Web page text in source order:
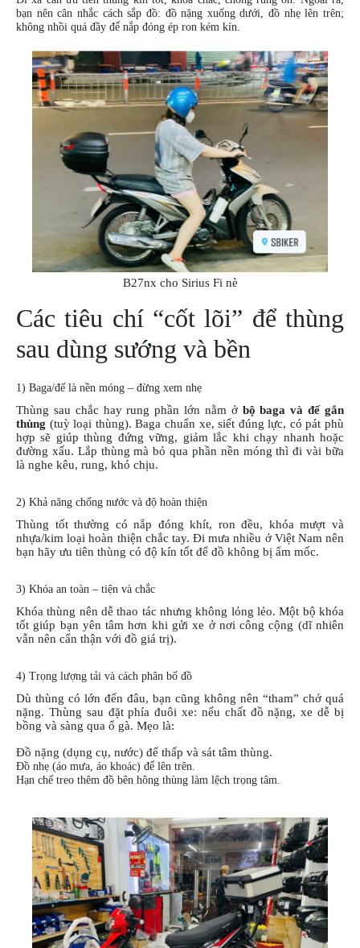
bạn nên cân nhắc cách sắp đồ: đồ nặng xuống dưới, đồ nhẹ lên trên;
không nhồi quá đầy để nắp đóng ép ron kém kín.
B27nx cho Sirius Fi nè
Các tiêu chí “cốt lõi” để thùng
sau dùng sướng và bền
1) Baga/đế là nền móng – đừng xem nhẹ
Thùng sau chắc hay rung phần lớn nằm ở bộ baga và đế gắn
thùng (tuỳ loại thùng). Baga chuẩn xe, siết đúng lực, có pát phù
hợp sẽ giúp thùng đứng vững, giảm lắc khi chạy nhanh hoặc
đường xấu. Lắp thùng mà bỏ qua phần nền móng thì đi vài bữa
là nghe kêu, rung, khó chịu.
2) Khả năng chống nước và độ hoàn thiện
Thùng tốt thường có nắp đóng khít, ron đều, khóa mượt và
nhựa/kim loại hoàn thiện chắc tay. Đi mưa nhiều ở Việt Nam nên
bạn hãy ưu tiên thùng có độ kín tốt để đồ không bị ẩm mốc.
3) Khóa an toàn – tiện và chắc
Khóa thùng nên dễ thao tác nhưng không lỏng lẻo. Một bộ khóa
tốt giúp bạn yên tâm hơn khi gửi xe ở nơi công cộng (dĩ nhiên
vẫn nên cẩn thận với đồ giá trị).
4) Trọng lượng tải và cách phân bố đồ
Dù thùng có lớn đến đâu, bạn cũng không nên “tham” chở quá
nặng. Thùng sau đặt phía đuôi xe: nếu chất đồ nặng, xe dễ bị
bồng và sàng qua ổ gà. Mẹo là:
Đồ nặng (dụng cụ, nước) để thấp và sát tâm thùng.
Đồ nhẹ (áo mưa, áo khoác) để lên trên.
Hạn chế treo thêm đồ bên hông thùng làm lệch trọng tâm.